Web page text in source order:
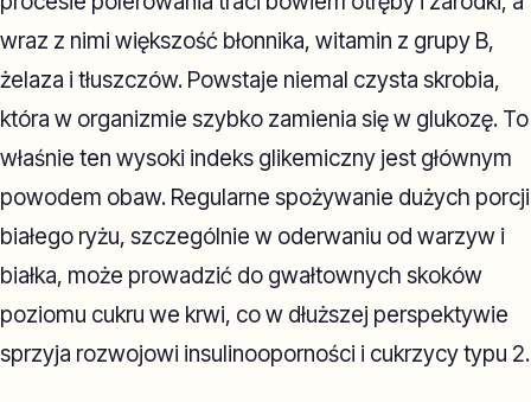
wraz z nimi większość błonnika, witamin z grupy B,
żelaza i tłuszczów. Powstaje niemal czysta skrobia,
która w organizmie szybko zamienia się w glukozę. To
właśnie ten wysoki indeks glikemiczny jest głównym
powodem obaw. Regularne spożywanie dużych porcji
białego ryżu, szczególnie w oderwaniu od warzyw i
białka, może prowadzić do gwałtownych skoków
poziomu cukru we krwi, co w dłuższej perspektywie
sprzyja rozwojowi insulinooporności i cukrzycy typu 2.